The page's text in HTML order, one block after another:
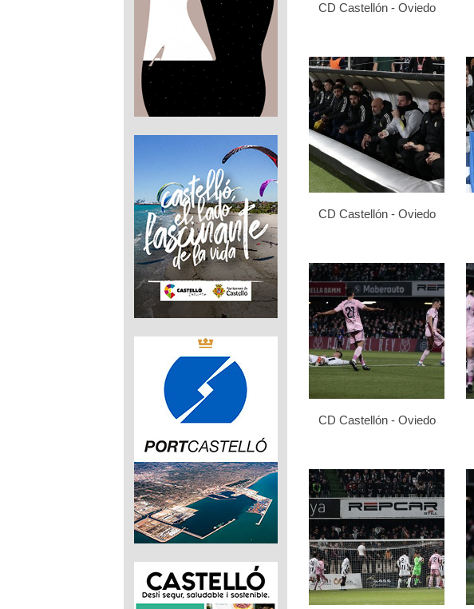
CD Castellón - Oviedo
CD Castellón - Oviedo
CD Castellón - Oviedo